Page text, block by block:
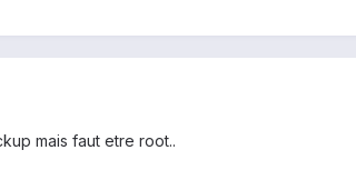
mais faut etre root..